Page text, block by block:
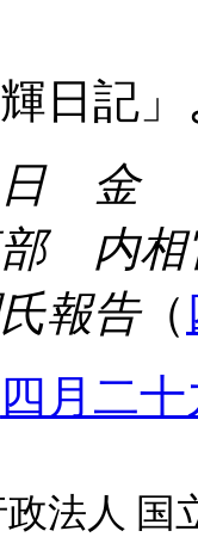
日記
日 金
内
報告（
四月二
法人 国